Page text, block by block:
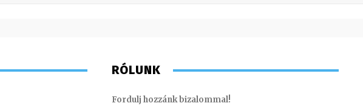
RÓLUNK
Fordulj hozzánk bizalommal!